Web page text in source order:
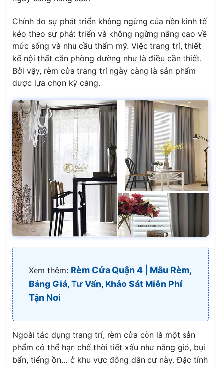
Chính do sự phát triển không ngừng của nền kinh tế
kéo theo sự phát triển và không ngừng nâng cao về
mức sống và nhu cầu thẩm mỹ. Việc trang trí, thiết
kế nội thất căn phòng dường như là điều cần thiết.
Bởi vậy, rèm cửa trang trí ngày càng là sản phẩm
được lựa chọn kỹ càng.
Xem thêm: Rèm Cửa Quận 4 | Mẫu Rèm,
Bảng Giá, Tư Vấn, Khảo Sát Miễn Phí
Tận Nơi
Ngoài tác dụng trang trí, rèm cửa còn là một sản
phẩm có thể hạn chế thời tiết xấu như nắng gió, bụi
bẩn, tiếng ồn… ở khu vực đông dân cư này. Đặc tính